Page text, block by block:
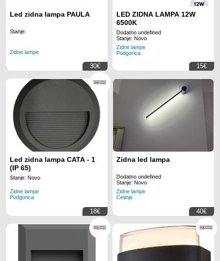
Led zidna lampa PAULA
Stanje:
Zidne lampe
30€
LED ZIDNA LAMPA 12W
6500K
Dodatno undefined
Stanje: Novo
Zidne lampe
Podgorica
15€
Led zidna lampa CATA - 1
(IP 65)
Stanje: Novo
Zidne lampe
Podgorica
18€
Zidna led lampa
Dodatno undefined
Stanje: Novo
Zidne lampe
Cetinje
40€